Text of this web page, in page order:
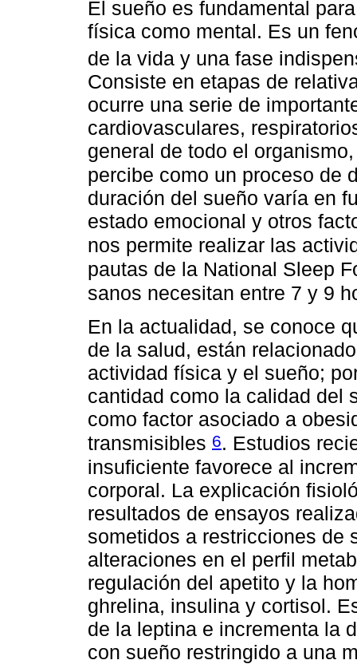
El sueño es fundamental
física como mental. Es un
de la vida y una fase
Consiste en etapas de
ocurre una serie de
cardiovasculares,
general de todo el
percibe como un proceso de
duración del sueño varía en
estado emocional y otros
nos permite realizar las
pautas de la National Sleep
sanos necesitan entre 7 y 9
En la actualidad, se conoce
de la salud, están
actividad física y el sueño;
cantidad como la calidad del
como factor asociado a
transmisibles 6. Estudios
insuficiente favorece al
corporal. La explicación
resultados de ensayos
sometidos a restricciones de
alteraciones en el perfil
regulación del apetito y la
ghrelina, insulina y cortisol.
de la leptina e incrementa la
con sueño restringido a una